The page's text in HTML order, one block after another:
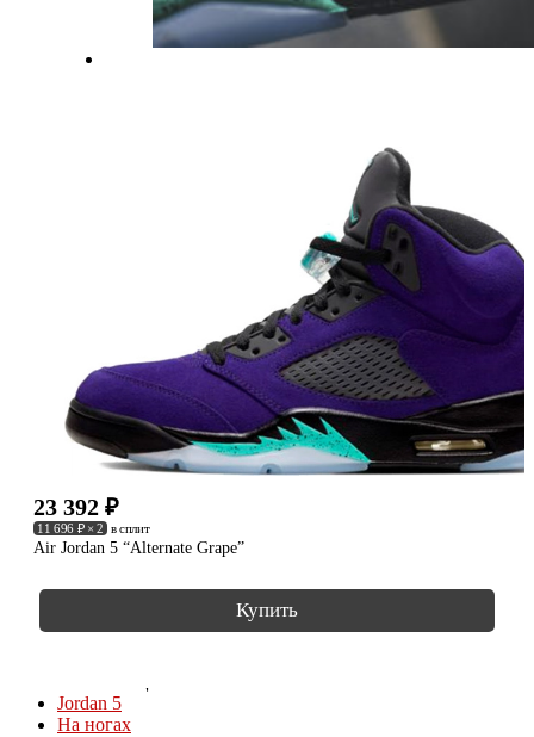
Air Jordan 5 “Alternate Grape”
23 392 ₽
11 696 ₽ × 2 в сплит
Купить
Jordan 5
На ногах